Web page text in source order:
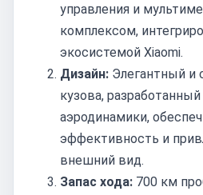
управления и
комплексом,
экосистемой Xiaomi.
Дизайн: Элегантный и
кузова,
аэродинамики,
эффективность и
внешний вид.
Запас хода: 700 км